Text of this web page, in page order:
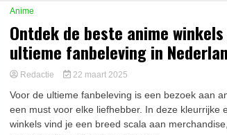
Anime
Ontdek de beste anime
ultieme fanbeleving in
Redactie 22 maart 2025
Voor de ultieme fanbeleving is een bezoek aan
een must voor elke liefhebber. In deze kleurrijke
winkels vind je een breed scala aan